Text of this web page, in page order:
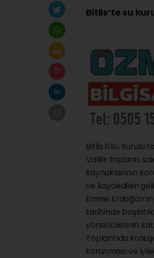
Bitlis’te su
Bitlis İl Su Kurulu
Valilik toplantı
kaynaklarının
ve kaydedilen
Emine
tarihinde
yöneticilerinin
Toplantıda
korunması ve